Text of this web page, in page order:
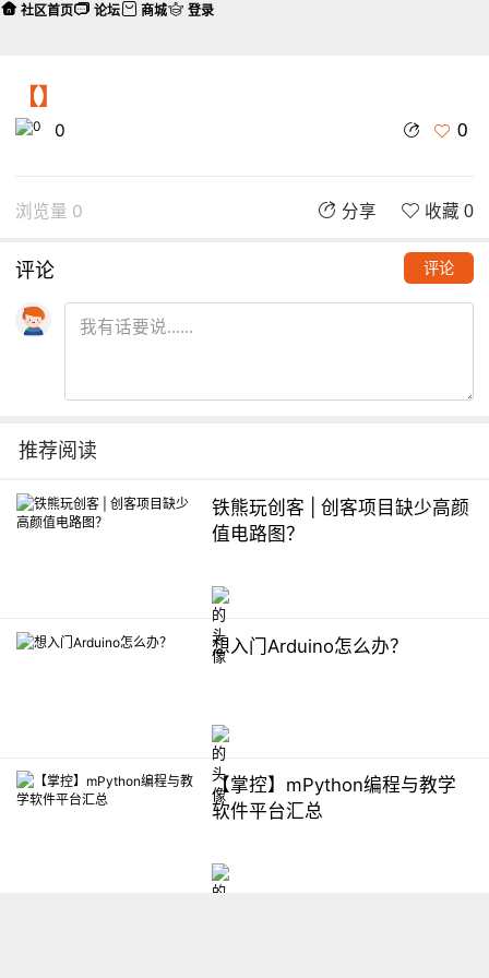
【】
0 0
浏览量 0 分享 收藏 0
评论 评论
推荐阅读
铁熊玩创客 | 创客项目缺少高颜
值电路图？
想入门Arduino怎么办？
【掌控】mPython编程与教学
软件平台汇总
社区首页 论坛 商城 登录